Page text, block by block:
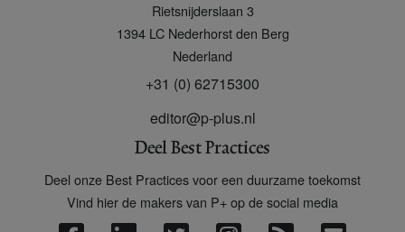
Rietsnijderslaan 3
1394 LC Nederhorst den Berg
Nederland
+31 (0) 62715300
editor@p-plus.nl
Deel Best Practices
Deel onze Best Practices voor een duurzame toekomst
Vind hier de makers van P+ op de social media